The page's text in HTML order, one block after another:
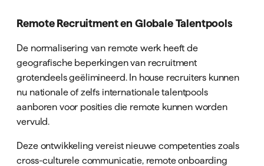
Remote Recruitment en Globale Talentpools
De normalisering van remote werk heeft de
geografische beperkingen van recruitment
grotendeels geëlimineerd. In house recruiters kunnen
nu nationale of zelfs internationale talentpools
aanboren voor posities die remote kunnen worden
vervuld.
Deze ontwikkeling vereist nieuwe competenties zoals
cross-culturele communicatie, remote onboarding